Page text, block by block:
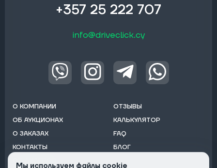
+357 25 222 707
info@driveclick.cy
О КОМПАНИИ
ОБ АУКЦИОНАХ
О ЗАКАЗАХ
КОНТАКТЫ
ОТЗЫВЫ
КАЛЬКУЛЯТОР
FAQ
БЛОГ
Мы используем файлы cookie